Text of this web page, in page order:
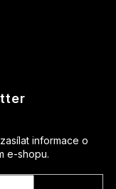
informace o
e-shopu.